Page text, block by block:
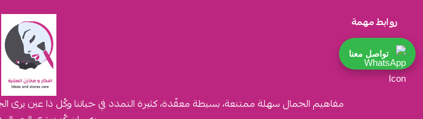
روابط مهمة
مفاهيم الجمال سهلة ممتنعة، بسيطة معقّدة، كثيرة التمدد في حياتنا وكُل ذا عين يرى
تواصل معنا